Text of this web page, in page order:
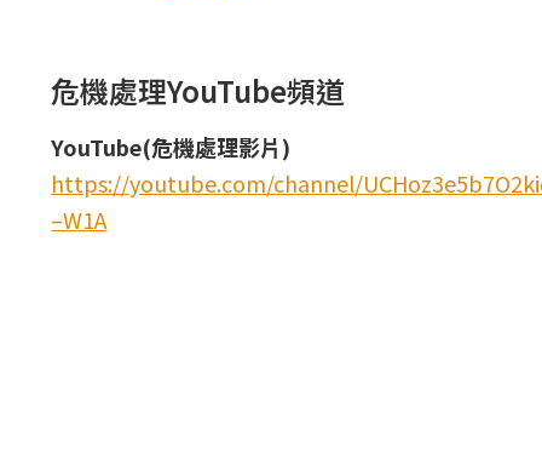
危機處理YouTube頻道
YouTube(危機處理影片)
https://youtube.com/channel/
–W1A